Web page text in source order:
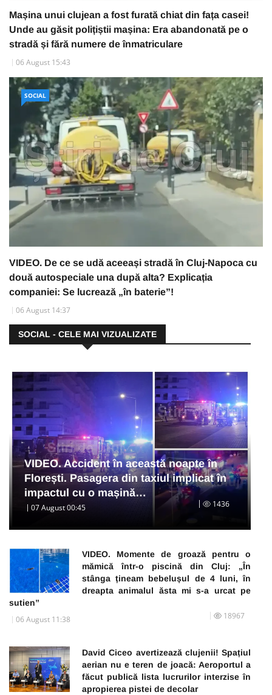
Mașina unui clujean a fost furată chiat din fața casei!
Unde au găsit polițiștii mașina: Era abandonată pe o
stradă și fără numere de înmatriculare
06 August 15:43
SOCIAL
VIDEO. De ce se udă aceeași stradă în Cluj-Napoca cu
două autospeciale una după alta? Explicația
companiei: Se lucrează „în baterie”!
06 August 14:37
SOCIAL - CELE MAI VIZUALIZATE
VIDEO. Accident în această noapte în
Florești. Pasagera din taxiul implicat în
impactul cu o mașină…
07 August 00:45 1436
VIDEO. Momente de groază pentru o
mămică într-o piscină din Cluj: „În
stânga țineam bebelușul de 4 luni, în
dreapta animalul ăsta mi s-a urcat pe
sutien”
06 August 11:38 18967
David Ciceo avertizează clujenii! Spațiul
aerian nu e teren de joacă: Aeroportul a
făcut publică lista lucrurilor interzise în
apropierea pistei de decolar